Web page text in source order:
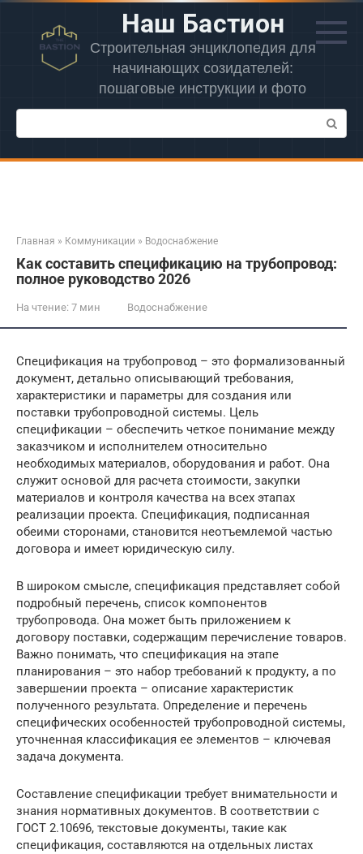
Перейти
контенту
Наш Бастион
Строительная энциклопедия для
начинающих созидателей:
пошаговые инструкции и фото
Поиск:
Главная » Коммуникации » Водоснабжение
Как составить спецификацию на трубопровод:
полное руководство 2026
На чтение: 7 мин Водоснабжение
Спецификация на трубопровод – это формализованный
документ, детально описывающий требования,
характеристики и параметры для создания или
поставки трубопроводной системы. Цель
спецификации – обеспечить четкое понимание между
заказчиком и исполнителем относительно
необходимых материалов, оборудования и работ. Она
служит основой для расчета стоимости, закупки
материалов и контроля качества на всех этапах
реализации проекта. Спецификация, подписанная
обеими сторонами, становится неотъемлемой частью
договора и имеет юридическую силу.
В широком смысле, спецификация представляет собой
подробный перечень, список компонентов
трубопровода. Она может быть приложением к
договору поставки, содержащим перечисление товаров.
Важно понимать, что спецификация на этапе
планирования – это набор требований к продукту, а по
завершении проекта – описание характеристик
полученного результата. Определение и перечень
специфических особенностей трубопроводной системы,
уточненная классификация ее элементов – ключевая
задача документа.
Составление спецификации требует внимательности и
знания нормативных документов. В соответствии с
ГОСТ 2.10696, текстовые документы, такие как
спецификация, составляются на отдельных листах